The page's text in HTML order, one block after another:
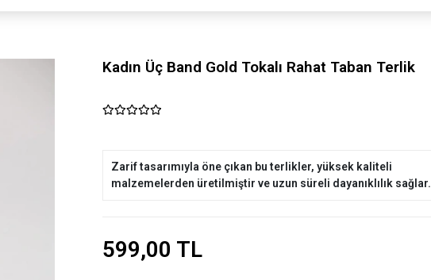
Kadın Üç Band Gold Tokalı Rahat Taban Terlik
Zarif tasarımıyla öne çıkan bu terlikler, yüksek kaliteli
malzemelerden üretilmiştir ve uzun süreli dayanıklılık sağlar.
599,00 TL